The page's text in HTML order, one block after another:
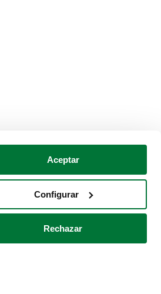
Aceptar
Configurar
Rechazar